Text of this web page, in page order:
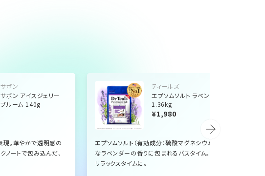
ボン
ボン アイスジェリー
ルーム 140g
現。華やかで透明感の
ノートで包み込んだ、
ティールズ
エプソムソルト ラベンダーの香り
1.36kg
¥1,980
エプソムソルト（有効成分：硫酸マグネシウム）配合。豊か
なラベンダーの香りに包まれるバスタイム。おやすみ前の
リラックスタイムに。